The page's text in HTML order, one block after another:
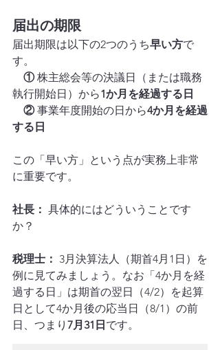
届出の期限
届出期限は以下の2つのうち早い方で
す。
① 株主総会等の決議日（または職務
執行開始日）から1か月を経過する日
② 事業年度開始の日から4か月を経過
する日
この「早い方」という点が実務上非常
に重要です。
社長： 具体的にはどういうことです
か？
税理士： 3月決算法人（期首4月1日）を
例に見てみましょう。なお「4か月を経
過する日」は期首の翌日（4/2）を起算
日として4か月後の応当日（8/1）の前
日、つまり 7月31日です。